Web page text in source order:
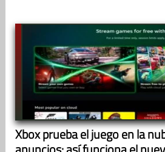
Xbox prueba el juego en la